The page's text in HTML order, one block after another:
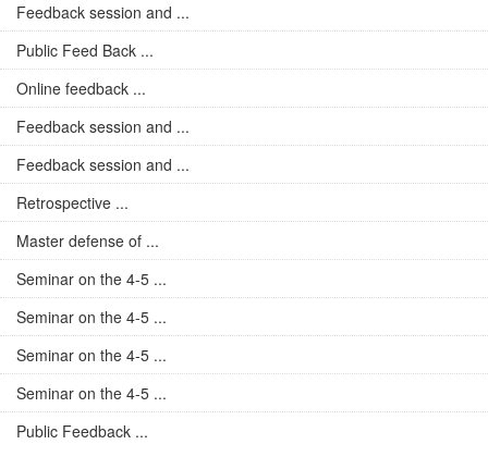
Feedback session and ...
Public Feed Back ...
Online feedback ...
Feedback session and ...
Feedback session and ...
Retrospective ...
Master defense of ...
Seminar on the 4-5 ...
Seminar on the 4-5 ...
Seminar on the 4-5 ...
Seminar on the 4-5 ...
Public Feedback ...